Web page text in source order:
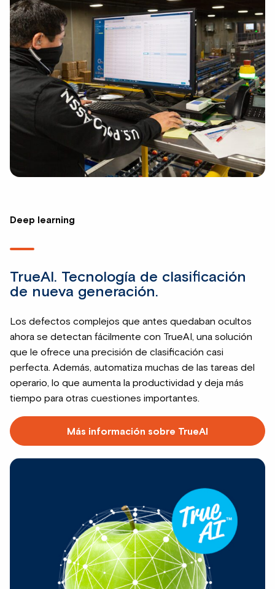
Deep learning
TrueAI. Tecnología de clasificación
de nueva generación.
Los defectos complejos que antes quedaban ocultos
ahora se detectan fácilmente con TrueAI, una solución
que le ofrece una precisión de clasificación casi
perfecta. Además, automatiza muchas de las tareas del
operario, lo que aumenta la productividad y deja más
tiempo para otras cuestiones importantes.
Más información sobre TrueAI